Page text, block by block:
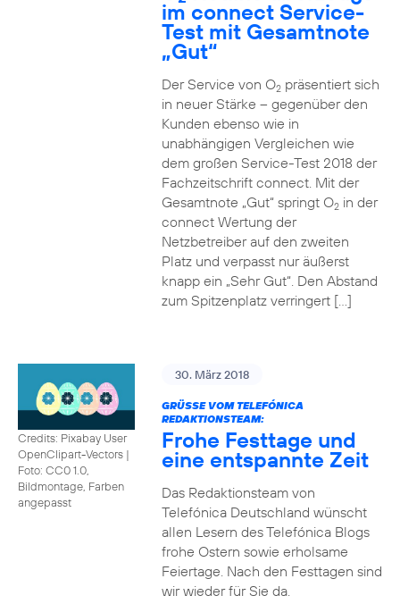
im connect Service-
Test mit Gesamtnote
„Gut“
Der Service von O2präsentiert sich
in neuer Stärke – gegenüber den
Kunden ebenso wie in
unabhängigen Vergleichen wie
dem großen Service-Test 2018 der
Fachzeitschrift connect. Mit der
Gesamtnote „Gut“ springt O2in der
connect Wertung der
Netzbetreiber auf den zweiten
Platz und verpasst nur äußerst
knapp ein „Sehr Gut“. Den Abstand
zum Spitzenplatz verringert […]
Credits: Pixabay User
OpenClipart-Vectors |
Foto: CC0 1.0,
Bildmontage, Farben
angepasst
30. März 2018
GRÜSSE VOM TELEFÓNICA R
EDAKTIONSTEAM:
Frohe Festtage und
eine entspannte Zeit
Das Redaktionsteam von
Telefónica Deutschland wünscht
allen Lesern des Telefónica Blogs
frohe Ostern sowie erholsame
Feiertage. Nach den Festtagen sind
wir wieder für Sie da.